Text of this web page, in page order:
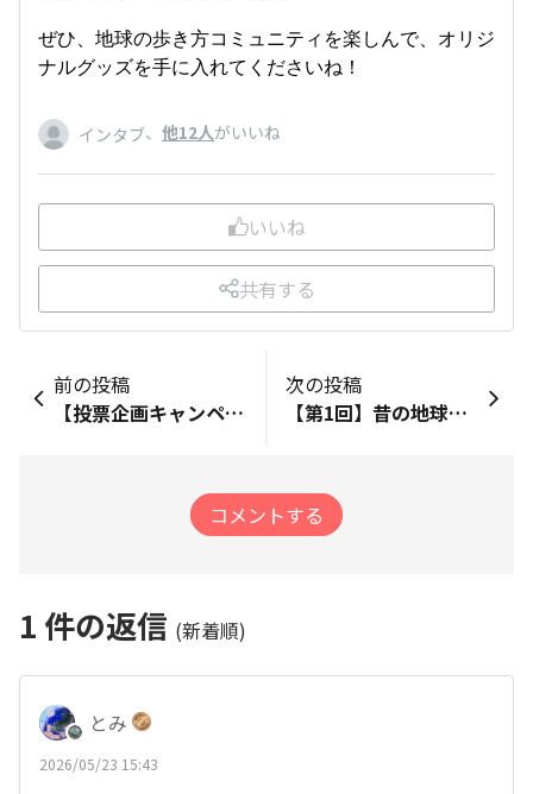
ぜひ、地球の歩き方コミュニティを楽しんで、オリジ
ナルグッズを手に入れてくださいね！
インタブ、 他12人がいいね
いいね
共有する
前の投稿
【投票企画キャンペーン】コミュニティだけで読める！特集コンテンツを募集
次の投稿
【第1回】昔の地球の歩き方の表紙当てクイズ（※3月31日まで）
コメントする
1 件の返信 (新着順)
とみ
2026/05/23 15:43